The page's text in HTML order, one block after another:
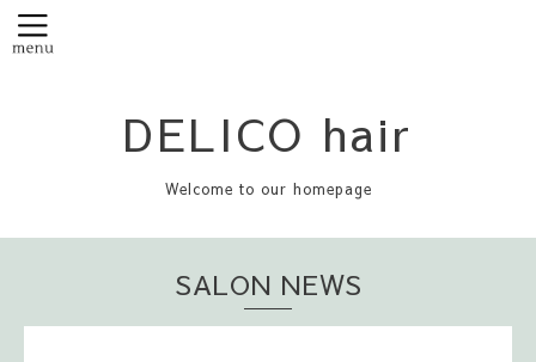
DELICO hair
Welcome to our homepage
SALON NEWS